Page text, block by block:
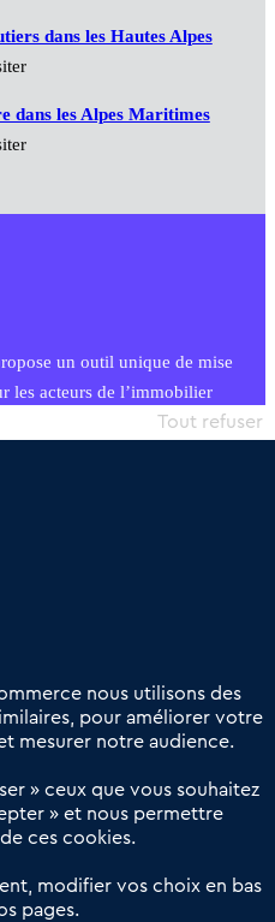
dans les Hautes Alpes
dans les Alpes Maritimes
un outil unique de mise
les acteurs de l’immobilier
simple et intégrant
dédié aux transactions
au service du commerce de
nous utilisons des
pour améliorer votre
mesurer notre audience.
» ceux que vous souhaitez
» et nous permettre
de ces cookies.
modifier vos choix en bas
pages.
Tout refuser